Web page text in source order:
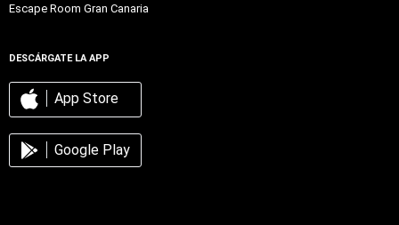
Escape Room Gran Canaria
DESCÁRGATE LA APP
App Store
Google Play